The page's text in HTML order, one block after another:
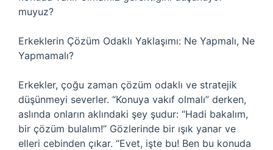
muyuz?
Erkeklerin Çözüm Odaklı Yaklaşımı: Ne Yapmalı, Ne
Yapmamalı?
Erkekler, çoğu zaman çözüm odaklı ve stratejik
düşünmeyi severler. “Konuya vakıf olmalı” derken,
aslında onların aklındaki şey şudur: “Hadi bakalım,
bir çözüm bulalım!” Gözlerinde bir ışık yanar ve
elleri cebinden çıkar. “Evet, işte bu! Ben bu konuda